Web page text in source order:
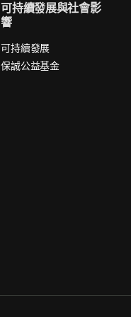
可持續發展與社會影
響
可持續發展
保誠公益基金